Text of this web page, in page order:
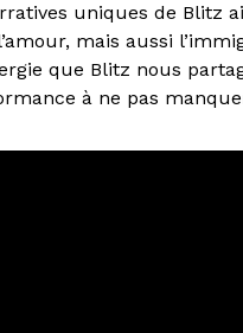
uniques de Blitz
mais aussi
que Blitz nous
à ne pas